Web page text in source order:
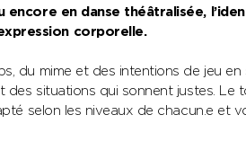
en danse théâtralisée,
corporelle.
du mime et des intentions de jeu en
des situations qui sonnent justes. Le
selon les niveaux de chacun.e et